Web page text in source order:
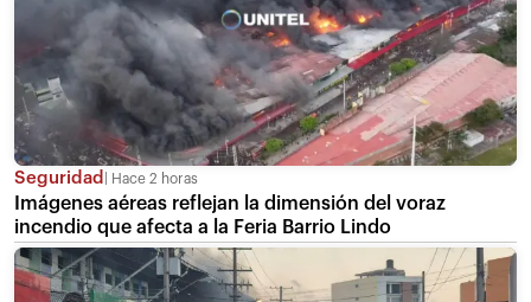
Seguridad Hace 2 horas
Imágenes aéreas reflejan la dimensión del voraz
incendio que afecta a la Feria Barrio Lindo